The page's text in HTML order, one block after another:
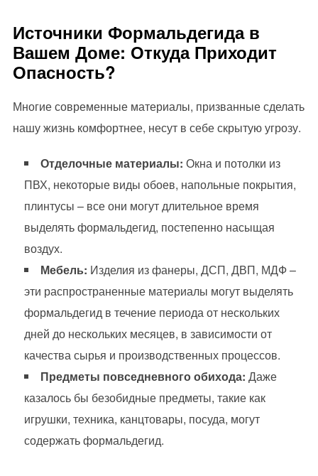
Источники Формальдегида в
Вашем Доме: Откуда Приходит
Опасность?
Многие современные материалы, призванные сделать
нашу жизнь комфортнее, несут в себе скрытую угрозу.
Отделочные материалы: Окна и потолки из
ПВХ, некоторые виды обоев, напольные покрытия,
плинтусы – все они могут длительное время
выделять формальдегид, постепенно насыщая
воздух.
Мебель: Изделия из фанеры, ДСП, ДВП, МДФ –
эти распространенные материалы могут выделять
формальдегид в течение периода от нескольких
дней до нескольких месяцев, в зависимости от
качества сырья и производственных процессов.
Предметы повседневного обихода: Даже
казалось бы безобидные предметы, такие как
игрушки, техника, канцтовары, посуда, могут
содержать формальдегид.